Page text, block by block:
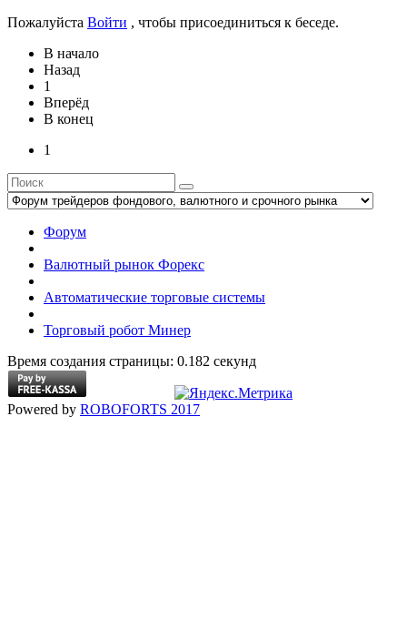
Пожалуйста Войти , чтобы присоединиться к беседе.
В начало
Назад
1
Вперёд
В конец
1
Форум
Валютный рынок Форекс
Автоматические торговые системы
Торговый робот Минер
Время создания страницы: 0.182 секунд
Powered by ROBOFORTS 2017